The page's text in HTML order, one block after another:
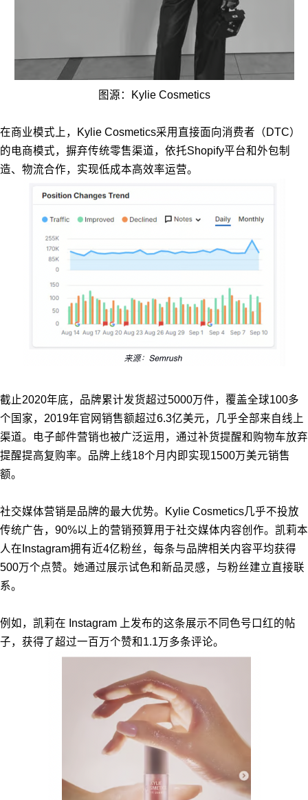
图源：Kylie Cosmetics
在商业模式上，Kylie Cosmetics采用直接面向消费者（DTC）
的电商模式，摒弃传统零售渠道，依托Shopify平台和外包制
造、物流合作，实现低成本高效率运营。
截止2020年底，品牌累计发货超过5000万件，覆盖全球100多
个国家，2019年官网销售额超过6.3亿美元，几乎全部来自线上
渠道。电子邮件营销也被广泛运用，通过补货提醒和购物车放弃
提醒提高复购率。品牌上线18个月内即实现1500万美元销售
额。
社交媒体营销是品牌的最大优势。Kylie Cosmetics几乎不投放
传统广告，90%以上的营销预算用于社交媒体内容创作。凯莉本
人在Instagram拥有近4亿粉丝，每条与品牌相关内容平均获得
500万个点赞。她通过展示试色和新品灵感，与粉丝建立直接联
系。
例如，凯莉在 Instagram 上发布的这条展示不同色号口红的帖
子，获得了超过一百万个赞和1.1万多条评论。